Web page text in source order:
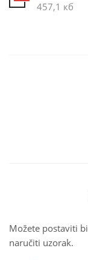
457,1 кб
Možete postaviti
naručiti uzorak.